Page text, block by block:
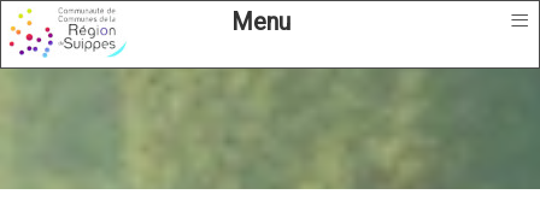
Menu ≡